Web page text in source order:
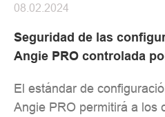
Seguridad de las
Angie PRO controlada
08.02.2024
El estándar de
Angie PRO permitirá a los